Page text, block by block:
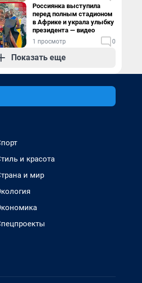
Россиянка выступила
перед полным стадионом
в Африке и украла улыбку
президента — видео
1 просмотр 0
Показать еще
и красота
и мир